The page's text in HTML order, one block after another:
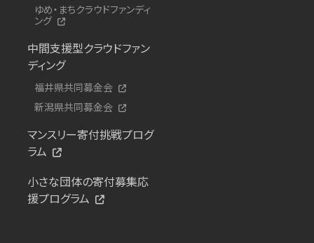
ゆめ・まちクラウドファンディ
ング
中間支援型クラウドファン
ディング
福井県共同募金会
新潟県共同募金会
マンスリー寄付挑戦プログ
ラム
小さな団体の寄付募集応
援プログラム